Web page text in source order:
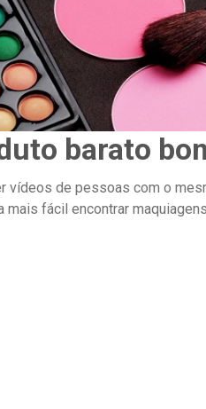
barato
vídeos de pessoas com o
fácil encontrar